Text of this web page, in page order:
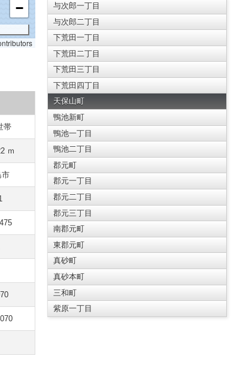
−
帯
ｍ
市
与次郎一丁目
与次郎二丁目
下荒田一丁目
下荒田二丁目
下荒田三丁目
下荒田四丁目
天保山町
鴨池新町
鴨池一丁目
鴨池二丁目
郡元町
郡元一丁目
郡元二丁目
郡元三丁目
南郡元町
東郡元町
真砂町
真砂本町
三和町
紫原一丁目